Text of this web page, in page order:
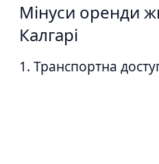
Мінуси оренди
Калгарі
1. Транспортна